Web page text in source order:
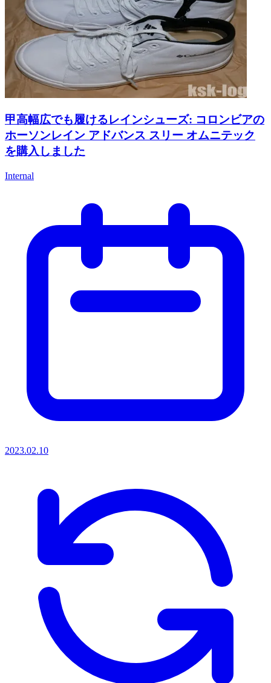
甲高幅広でも履けるレインシューズ: コロンビアの
ホーソンレイン アドバンス スリー オムニテック
を購入しました
Internal
2023.02.10